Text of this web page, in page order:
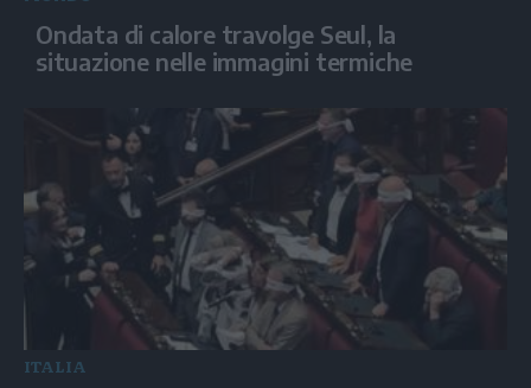
Ondata di calore travolge Seul, la
situazione nelle immagini termiche
ITALIA